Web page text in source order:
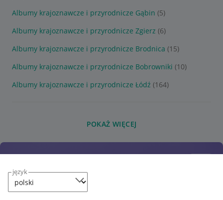
język
Albumy krajoznawcze i przyrodnicze Gąbin (5)
Albumy krajoznawcze i przyrodnicze Zgierz (6)
Albumy krajoznawcze i przyrodnicze Brodnica (15)
Albumy krajoznawcze i przyrodnicze Bobrowniki (10)
Albumy krajoznawcze i przyrodnicze Łódź (164)
POKAŻ WIĘCEJ